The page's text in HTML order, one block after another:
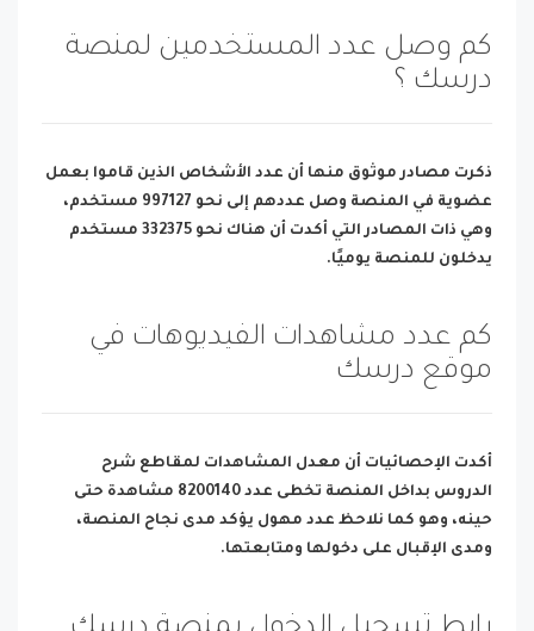
كم وصل عدد المستخدمين لمنصة
درسك ؟
ذكرت مصادر موثوق منها أن عدد الأشخاص الذين قاموا بعمل
عضوية في المنصة وصل عددهم إلى نحو 997127 مستخدم،
وهي ذات المصادر التي أكدت أن هناك نحو 332375 مستخدم
يدخلون للمنصة يوميًا.
كم عدد مشاهدات الفيديوهات في
موقع درسك
أكدت الإحصائيات أن معدل المشاهدات لمقاطع شرح
الدروس بداخل المنصة تخطى عدد 8200140 مشاهدة حتى
حينه، وهو كما نلاحظ عدد مهول يؤكد مدى نجاح المنصة،
ومدى الإقبال على دخولها ومتابعتها.